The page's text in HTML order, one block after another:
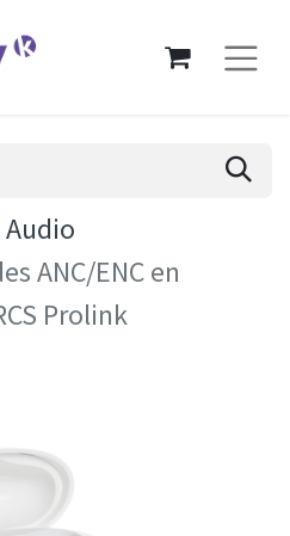
Audio
ANC/ENC en
Prolink